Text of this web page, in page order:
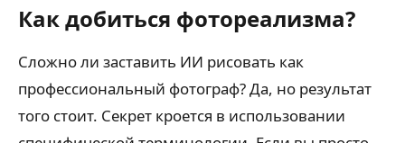
Как добиться фотореализма?
Сложно ли заставить ИИ рисовать как
профессиональный фотограф? Да, но результат
того стоит. Секрет кроется в использовании